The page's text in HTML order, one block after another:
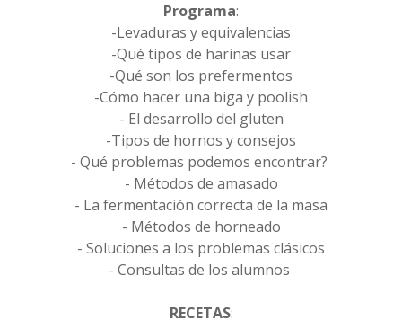
Programa:
-Levaduras y equivalencias
-Qué tipos de harinas usar
-Qué son los prefermentos
-Cómo hacer una biga y poolish
- El desarrollo del gluten
-Tipos de hornos y consejos
- Qué problemas podemos encontrar?
- Métodos de amasado
- La fermentación correcta de la masa
- Métodos de horneado
- Soluciones a los problemas clásicos
- Consultas de los alumnos
RECETAS: